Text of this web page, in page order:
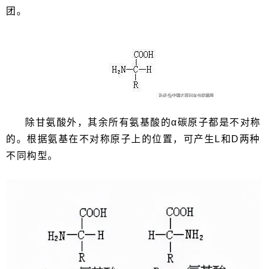
团。
除甘氨酸外，其余所有氨基酸的α碳原子都是不对称
的。根据氨基在不对称原子上的位置，可产生L和D两种
不同构型。